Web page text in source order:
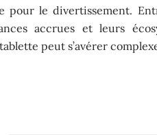
pour le divertissement.
accrues et leurs
peut s’avérer